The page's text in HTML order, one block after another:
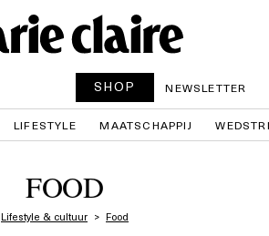
SHOP NEWSLETTER
LIFESTYLE MAATSCHAPPIJ
FOOD
Lifestyle & cultuur Food